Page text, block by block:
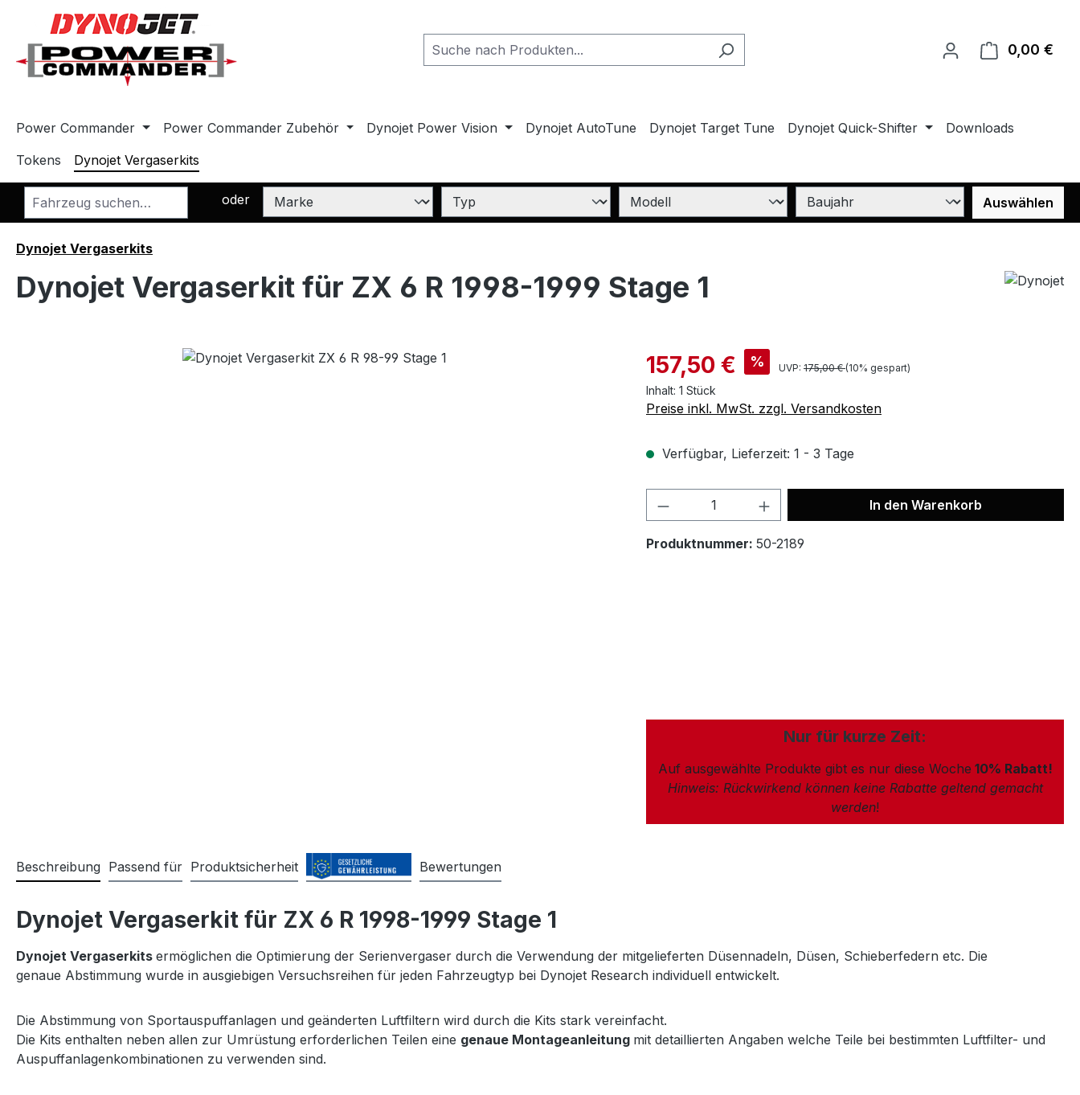
Hauptinhalt springen
Zur Suche springen
Zur Hauptnavigation springen
0,00 €
Power Commander Power Commander Zubehör Dynojet Power Vision Dynojet AutoTune Dynojet Target Tune Dynojet Quick-Shifter
Downloads
Tokens
Dynojet Vergaserkits
oder Auswählen
Dynojet Vergaserkits
Dynojet Vergaserkit für ZX 6 R 1998-1999 Stage 1
157,50 € % UVP: 175,00 €(10% gespart)
Inhalt: 1 Stück
Preise inkl. MwSt. zzgl. Versandkosten
Verfügbar, Lieferzeit: 1 - 3 Tage
In den Warenkorb
Produktnummer: 50-2189
Nur für kurze Zeit:
Auf ausgewählte Produkte gibt es nur diese Woche 10% Rabatt!
Hinweis: Rückwirkend können keine Rabatte geltend gemacht
werden!
Beschreibung Passend für Produktsicherheit Bewertungen
Dynojet Vergaserkit für ZX 6 R 1998-1999 Stage 1
Dynojet Vergaserkits ermöglichen die Optimierung der Serienvergaser durch die Verwendung der mitgelieferten Düsennadeln, Düsen, Schieberfedern etc. Die
genaue Abstimmung wurde in ausgiebigen Versuchsreihen für jeden Fahrzeugtyp bei Dynojet Research individuell entwickelt.
Die Abstimmung von Sportauspuffanlagen und geänderten Luftfiltern wird durch die Kits stark vereinfacht.
Die Kits enthalten neben allen zur Umrüstung erforderlichen Teilen eine genaue Montageanleitung mit detaillierten Angaben welche Teile bei bestimmten Luftfilter- und
Auspuffanlagenkombinationen zu verwenden sind.